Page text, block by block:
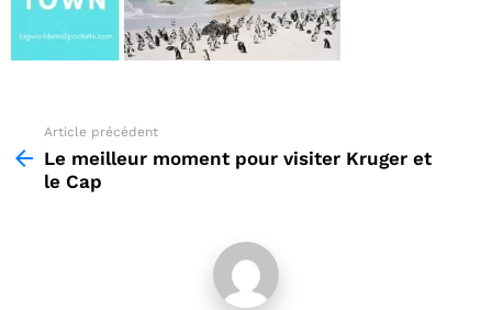
more
Article précédent
Le meilleur moment pour visiter Kruger et
le Cap